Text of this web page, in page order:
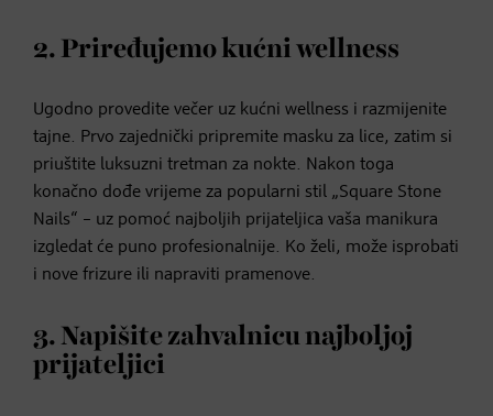
2. Priređujemo kućni wellness
Ugodno provedite večer uz kućni wellness i razmijenite
tajne. Prvo zajednički pripremite masku za lice, zatim si
priuštite luksuzni tretman za nokte. Nakon toga
konačno dođe vrijeme za popularni stil „Square Stone
Nails“ – uz pomoć najboljih prijateljica vaša manikura
izgledat će puno profesionalnije. Ko želi, može isprobati
i nove frizure ili napraviti pramenove.
3. Napišite zahvalnicu najboljoj
prijateljici